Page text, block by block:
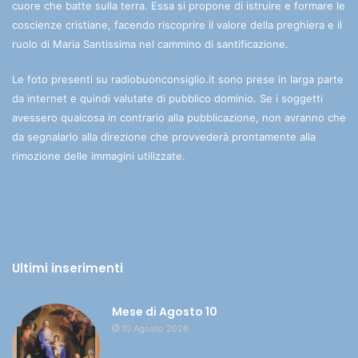
cuore che batte sulla terra. Essa si propone di istruire e formare le
coscienze cristiane, facendo riscoprire il valore della preghiera e il
ruolo di Maria Santissima nel cammino di santificazione.
Le foto presenti su radiobuonconsiglio.it sono prese in larga parte
da internet e quindi valutate di pubblico dominio. Se i soggetti
avessero qualcosa in contrario alla pubblicazione, non avranno che
da segnalarlo alla direzione che provvederà prontamente alla
rimozione delle immagini utilizzate.
Ultimi inserimenti
Mese di Agosto 10
10 Agosto 2026